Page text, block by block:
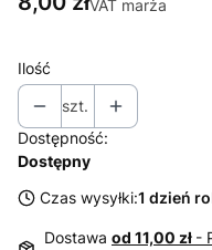
VAT marża
Ilość
szt.
Dostępność:
Dostępny
Czas wysyłki:1 dzień
Dostawa od 11,00 zł -